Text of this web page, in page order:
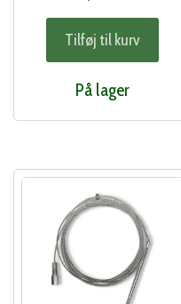
Tilføj til kurv
På lager